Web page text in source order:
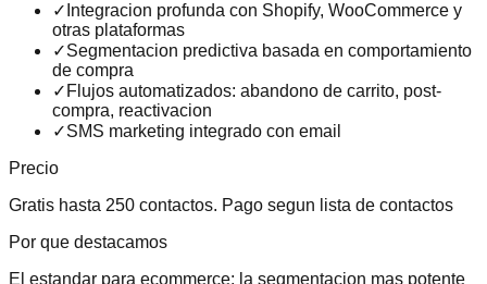
✓ Integracion profunda con Shopify, WooCommerce y
otras plataformas
✓Segmentacion predictiva basada en comportamiento
de compra
✓ Flujos automatizados: abandono de carrito, post-
compra, reactivacion
✓SMS marketing integrado con email
Precio
Gratis hasta 250 contactos. Pago segun lista de contactos
Por que destacamos
El estandar para ecommerce: la segmentacion mas potente